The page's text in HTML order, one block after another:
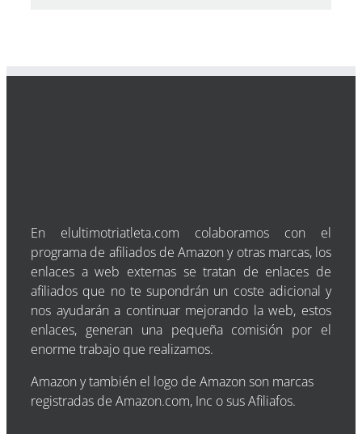
En elultimotriatleta.com colaboramos con el
programa de afiliados de Amazon y otras marcas, los
enlaces a web externas se tratan de enlaces de
afiliados que no te supondrán un coste adicional y
nos ayudarán a continuar mejorando la web, estos
enlaces, generan una pequeña comisión por el
enorme trabajo que realizamos.
Amazon y también el logo de Amazon son marcas
registradas de Amazon.com, Inc o sus Afiliafos.